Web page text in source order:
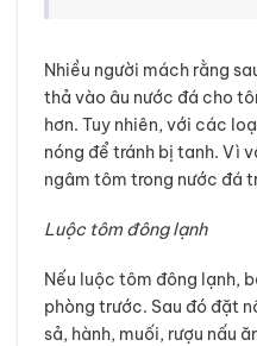
Nhiều người mách rằng
thả vào âu nước đá cho
hơn. Tuy nhiên, với các
nóng để tránh bị tanh. Vì
ngâm tôm trong nước đá
Luộc tôm đông lạnh
Nếu luộc tôm đông lạnh,
phòng trước. Sau đó đặt
sả, hành, muối, rượu nấu